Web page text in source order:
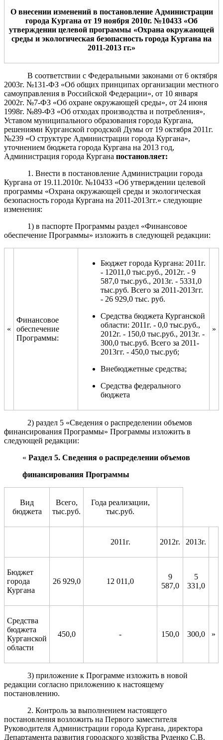
О внесении изменений в постановление Администрации
города Кургана от 19 ноября 2010г. №10433 «Об
утверждении целевой программы «Охрана окружающей
среды и экологическая безопасность города Кургана на
2011-2013 гг.»
В соответствии с Федеральными законами от 6 октября
2003г. №131-ФЗ «Об общих принципах организации местного
самоуправления в Российской Федерации», от 10 января
2002г. №7-ФЗ «Об охране окружающей среды», от 24 июня
1998г. №89-ФЗ «Об отходах производства и потребления»,
Уставом муниципального образования города Кургана,
решениями Курганской городской Думы от 19 октября 2011г.
№239 «О структуре Администрации города Кургана»,
уточнением бюджета города Кургана на 2013 год,
Администрация города Кургана постановляет:
1. Внести в постановление Администрации города
Кургана от 19.11.2010г. №10433 «Об утверждении целевой
программы «Охрана окружающей среды и экологическая
безопасность города Кургана на 2011-2013гг.» следующие
изменения:
1) в паспорте Программы раздел «Финансовое
обеспечение Программы» изложить в следующей редакции:
«
Финансовое
обеспечение
Программы:
Бюджет города Кургана: 2011г.
- 12011,0 тыс.руб., 2012г. - 9
587,0 тыс.руб., 2013г. - 5331,0
тыс.руб. Всего за 2011-2013гг.
- 26 929,0 тыс. руб.
Средства бюджета Курганской
области: 2011г. - 0,0 тыс.руб.,
2012г. - 150,0 тыс.руб., 2013г. -
300,0 тыс.руб. Всего за 2011-
2013гг. - 450,0 тыс.руб;
Внебюджетные средства;
Средства федерального
бюджета
»
2) раздел 5 «Сведения о распределении объемов
финансирования Программы» Программы изложить в
следующей редакции:
«Раздел 5. Сведения ораспределении объемов
финансирования Программы
Вид
бюджета
Всего,
тыс.руб.
Года реализации,
тыс.руб.
2011г. 2012г. 2013г.
Бюджет
города
Кургана
26929,0 12 011,0
9
587,0
5
331 ,0
Средства
бюджета
Курганской
области
450,0 - 150,0 300,0 »
3) приложение к Программе изложить в новой
редакции согласно приложению к настоящему
постановлению.
2. Контроль за выполнением настоящего
постановления возложить на Первого заместителя
Руководителя Администрации города Кургана, директора
Департамента развития городского хозяйства Руденко С.В.